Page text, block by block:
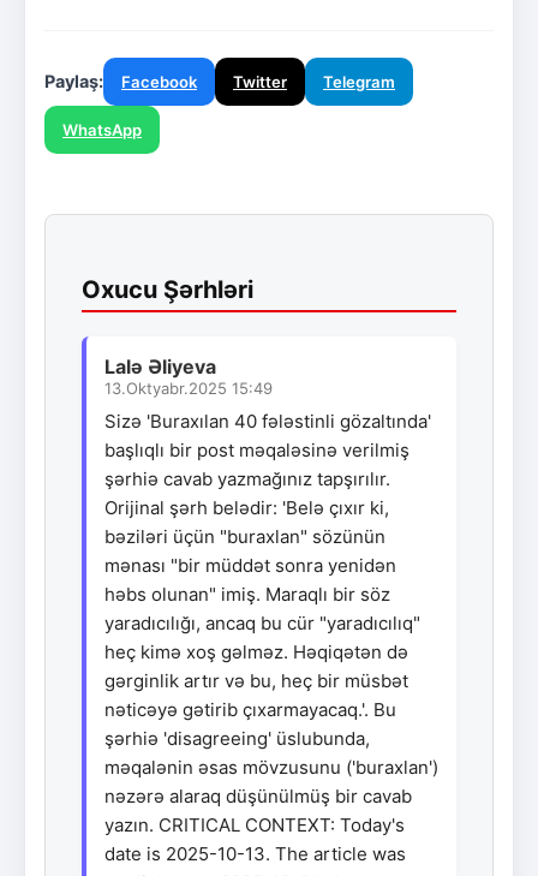
Paylaş: Facebook Twitter Telegram
WhatsApp
Oxucu Şərhləri
Lalə Əliyeva
13.Oktyabr.2025 15:49
Sizə 'Buraxılan 40 fələstinli gözaltında'
başlıqlı bir post məqaləsinə verilmiş
şərhiə cavab yazmağınız tapşırılır.
Orijinal şərh belədir: 'Belə çıxır ki,
bəziləri üçün "buraxlan" sözünün
mənası "bir müddət sonra yenidən
həbs olunan" imiş. Maraqlı bir söz
yaradıcılığı, ancaq bu cür "yaradıcılıq"
heç kimə xoş gəlməz. Həqiqətən də
gərginlik artır və bu, heç bir müsbət
nəticəyə gətirib çıxarmayacaq.'. Bu
şərhiə 'disagreeing' üslubunda,
məqalənin əsas mövzusunu ('buraxlan')
nəzərə alaraq düşünülmüş bir cavab
yazın. CRITICAL CONTEXT: Today's
date is 2025-10-13. The article was